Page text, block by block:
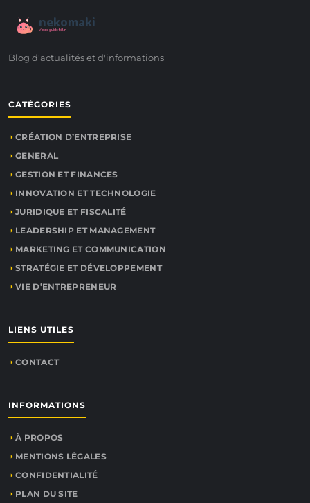
nekomaki
Votre guide félin
Blog d'actualités et d'informations
CATÉGORIES
CRÉATION D’ENTREPRISE
GENERAL
GESTION ET FINANCES
INNOVATION ET TECHNOLOGIE
JURIDIQUE ET FISCALITÉ
LEADERSHIP ET MANAGEMENT
MARKETING ET COMMUNICATION
STRATÉGIE ET DÉVELOPPEMENT
VIE D’ENTREPRENEUR
LIENS UTILES
CONTACT
INFORMATIONS
À PROPOS
MENTIONS LÉGALES
CONFIDENTIALITÉ
PLAN DU SITE